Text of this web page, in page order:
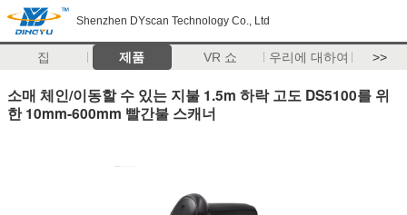
Shenzhen DYscan Technology Co., Ltd
집 제품 VR 쇼 우리에 대하여 >>
소매 체인/이동할 수 있는 지불 1.5m 하락 고도 DS5100를 위
한 10mm-600mm 빨간불 스캐너